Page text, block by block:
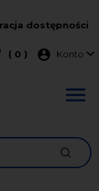
dostępności
( 0 ) Menu
Konto